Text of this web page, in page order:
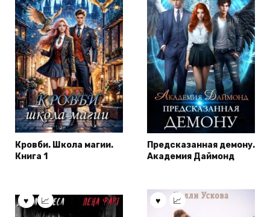
Кровби. Школа магии.
Книга 1
Предсказанная демону.
Академия Даймонд